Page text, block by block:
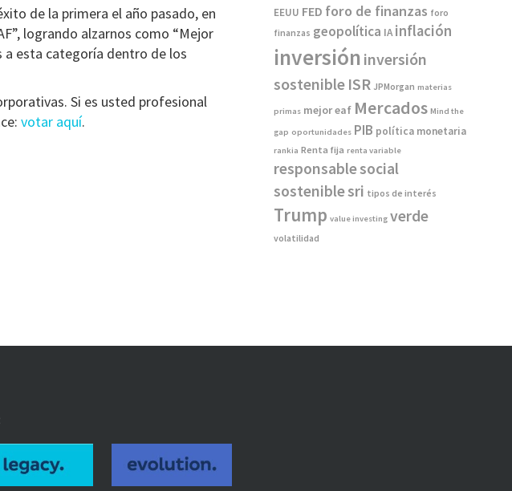
de la primera el año pasado, en
logrando alzarnos como “Mejor
a esta categoría dentro de los
Si es usted profesional
votar aquí.
EEUU FED foro de finanzas foro
finanzas geopolítica IA inflación
inversión inversión
sostenible ISR JPMorgan materias
primas mejor eaf Mercados Mind the
gap oportunidades PIB política monetaria
rankia Renta fija renta variable
responsablesocial
sosteniblesri tipos de interés
Trump value investing verde
volatilidad